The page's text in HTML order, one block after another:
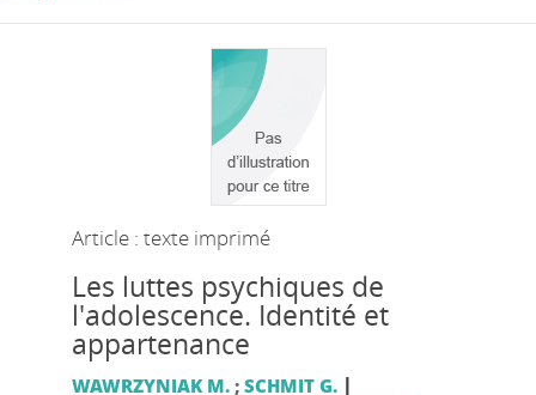
Article : texte imprimé
Les luttes psychiques de
l'adolescence. Identité et
appartenance
WAWRZYNIAK M.; SCHMIT G. |